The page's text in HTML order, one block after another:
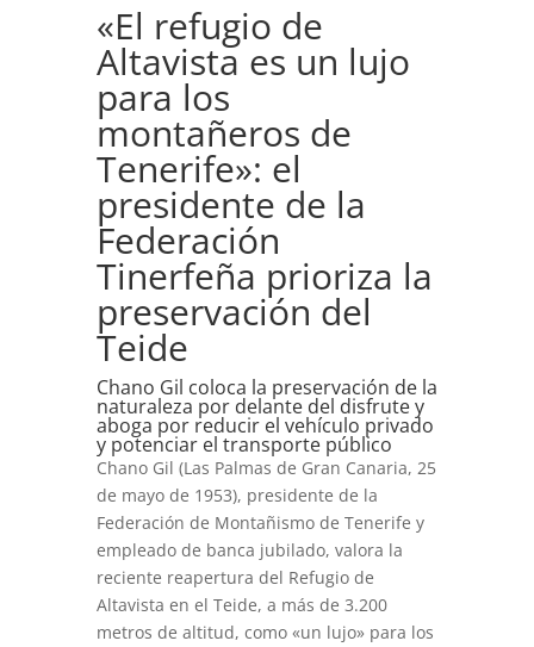
«El refugio de
Altavista es un lujo
para los
montañeros de
Tenerife»: el
presidente de la
Federación
Tinerfeña prioriza la
preservación del
Teide
Chano Gil coloca la preservación de la
naturaleza por delante del disfrute y
aboga por reducir el vehículo privado
y potenciar el transporte público
Chano Gil (Las Palmas de Gran Canaria, 25
de mayo de 1953), presidente de la
Federación de Montañismo de Tenerife y
empleado de banca jubilado, valora la
reciente reapertura del Refugio de
Altavista en el Teide, a más de 3.200
metros de altitud, como «un lujo» para los